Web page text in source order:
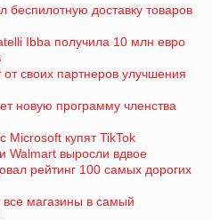
беспилотную доставку товаров
Ibba получила 10 млн евро
от своих партнеров улучшения
новую программу членства
Microsoft купят TikTok
Walmart выросли вдвое
рейтинг 100 самых дорогих
все магазины в самый